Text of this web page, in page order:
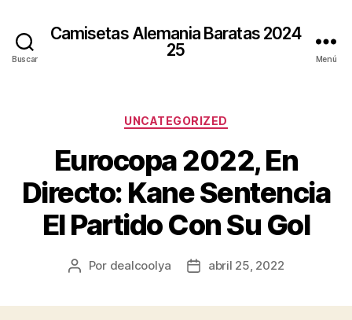
Buscar
Camisetas Alemania Baratas 2024
25
Menú
Categorías
UNCATEGORIZED
Eurocopa 2022, En
Directo: Kane Sentencia
El Partido Con Su Gol
Autor
Por dealcoolya
Fechaabril 25, 2022